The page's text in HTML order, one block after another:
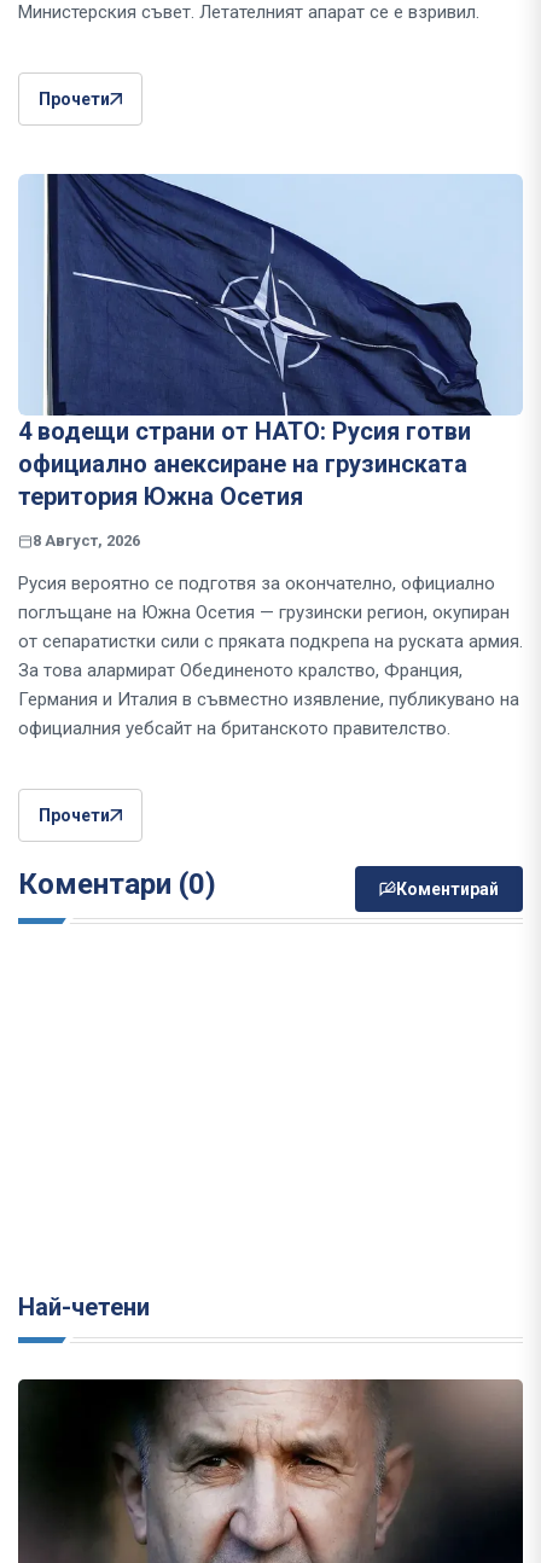
Министерския съвет. Летателният апарат се е взривил.
Прочети
4 водещи страни от НАТО: Русия готви
официално анексиране на грузинската
територия Южна Осетия
8 Август, 2026
Русия вероятно се подготвя за окончателно, официално
поглъщане на Южна Осетия — грузински регион, окупиран
от сепаратистки сили с пряката подкрепа на руската армия.
За това алармират Обединеното кралство, Франция,
Германия и Италия в съвместно изявление, публикувано на
официалния уебсайт на британското правителство.
Прочети
Коментари (0) Коментирай
Най-четени